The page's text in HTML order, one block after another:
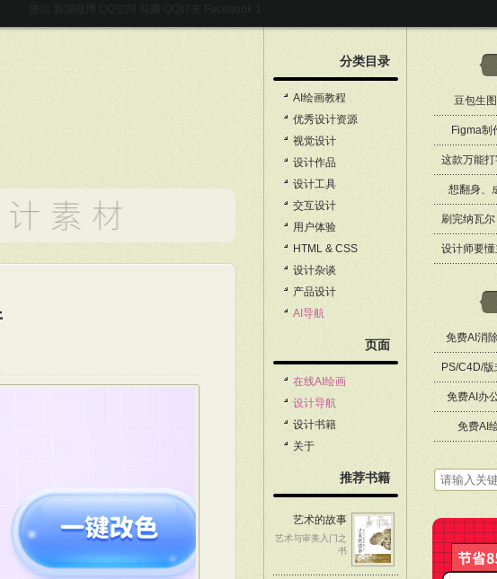
分类目录
AI绘画教程
优秀设计资源
视觉设计
设计作品
设计工具
交互设计
用户体验
HTML & CSS
设计杂谈
产品设计
AI导航
页面
在线AI绘画
设计导航
设计书籍
关于
推荐书籍
艺术的故事
艺术与审美入门之
书
豆包生
Figma制
想翻身、
免费AI消
PS/C4D/版
免费AI办
免费AI